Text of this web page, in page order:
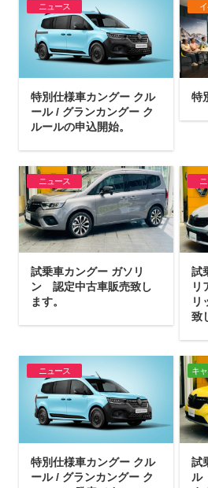
ニュース
特別仕様車カングー クル
ール / グランカングー ク
ルールの申込開始。
特
ニュース
試乗車カングー ガソリ
ン 認定中古車販売致し
ます。
試
リ
リ
致
ニュース
特別仕様車カングー クル
ール / グランカングー ク
キ
試
ル